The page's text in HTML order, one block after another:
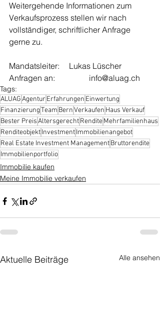
Weitergehende Informationen zum
Verkaufsprozess stellen wir nach
vollständiger, schriftlicher Anfrage
gerne zu.
Mandatsleiter: 	Lukas Lüscher
Anfragen an:		info@aluag.ch
Tags:
ALUAGAgentur Erfahrungen Einwertung
FinanzierungTeam BernVerkaufen Haus Verkauf
Bester PreisAltersgerechtRenditeMehrfamilienhaus
RenditeobjektInvestmentImmobilienangebot
Real Estate Investment ManagementBruttorendite
Immobilienportfolio
Immobilie kaufen
Meine Immobilie verkaufen
Aktuelle Beiträge Alle ansehen